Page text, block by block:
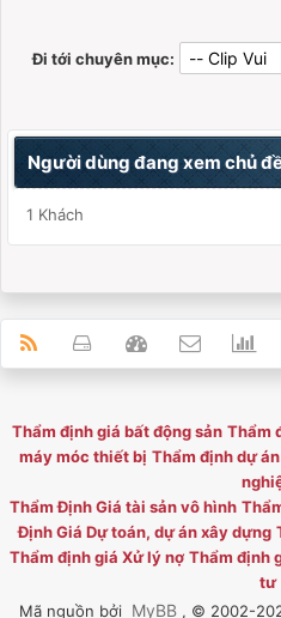
Đi tới chuyên mục:
Người dùng đang xem chủ
1 Khách
Thẩm định giá bất động sản Thẩm
máy móc thiết bị Thẩm định dự
Thẩm Định Giá tài sản vô hình
Định Giá Dự toán, dự án xây dựng
Thẩm định giá Xử lý nợ Thẩm định
tư
Mã nguồn bởi
MyBB , © 2002-